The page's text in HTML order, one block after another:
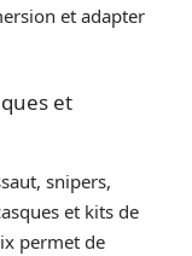
et adapter
et
snipers,
et kits de
permet de